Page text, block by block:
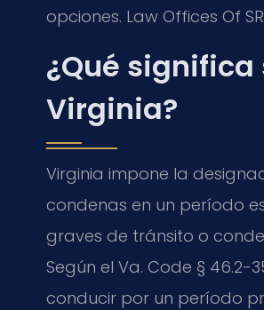
opciones. Law Offices Of
¿Qué
Virginia?
Virginia impone la
condenas en un período
graves de tránsito o
Según el Va. Code § 46.2-
conducir por un período